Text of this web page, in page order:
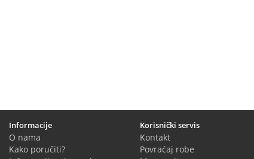
Informacije
O nama
Kako poručiti?
Korisnički servis
Kontakt
Povraćaj robe